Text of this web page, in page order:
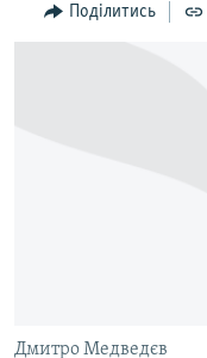
пошукуІНТЕРВ'ЮПоділитись
Дмитро Медведєв